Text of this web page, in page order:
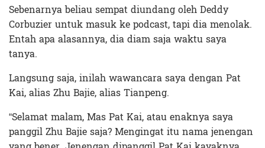
Sebenarnya beliau sempat diundang oleh Deddy
Corbuzier untuk masuk ke podcast, tapi dia menolak.
Entah apa alasannya, dia diam saja waktu saya
tanya.
Langsung saja, inilah wawancara saya dengan Pat
Kai, alias Zhu Bajie, alias Tianpeng.
“Selamat malam, Mas Pat Kai, atau enaknya saya
panggil Zhu Bajie saja? Mengingat itu nama jenengan